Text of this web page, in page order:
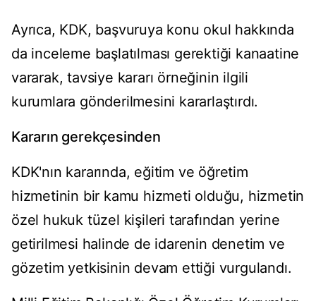
Ayrıca, KDK, başvuruya konu okul hakkında
da inceleme başlatılması gerektiği kanaatine
vararak, tavsiye kararı örneğinin ilgili
kurumlara gönderilmesini kararlaştırdı.
Kararın gerekçesinden
KDK'nın kararında, eğitim ve öğretim
hizmetinin bir kamu hizmeti olduğu, hizmetin
özel hukuk tüzel kişileri tarafından yerine
getirilmesi halinde de idarenin denetim ve
gözetim yetkisinin devam ettiği vurgulandı.